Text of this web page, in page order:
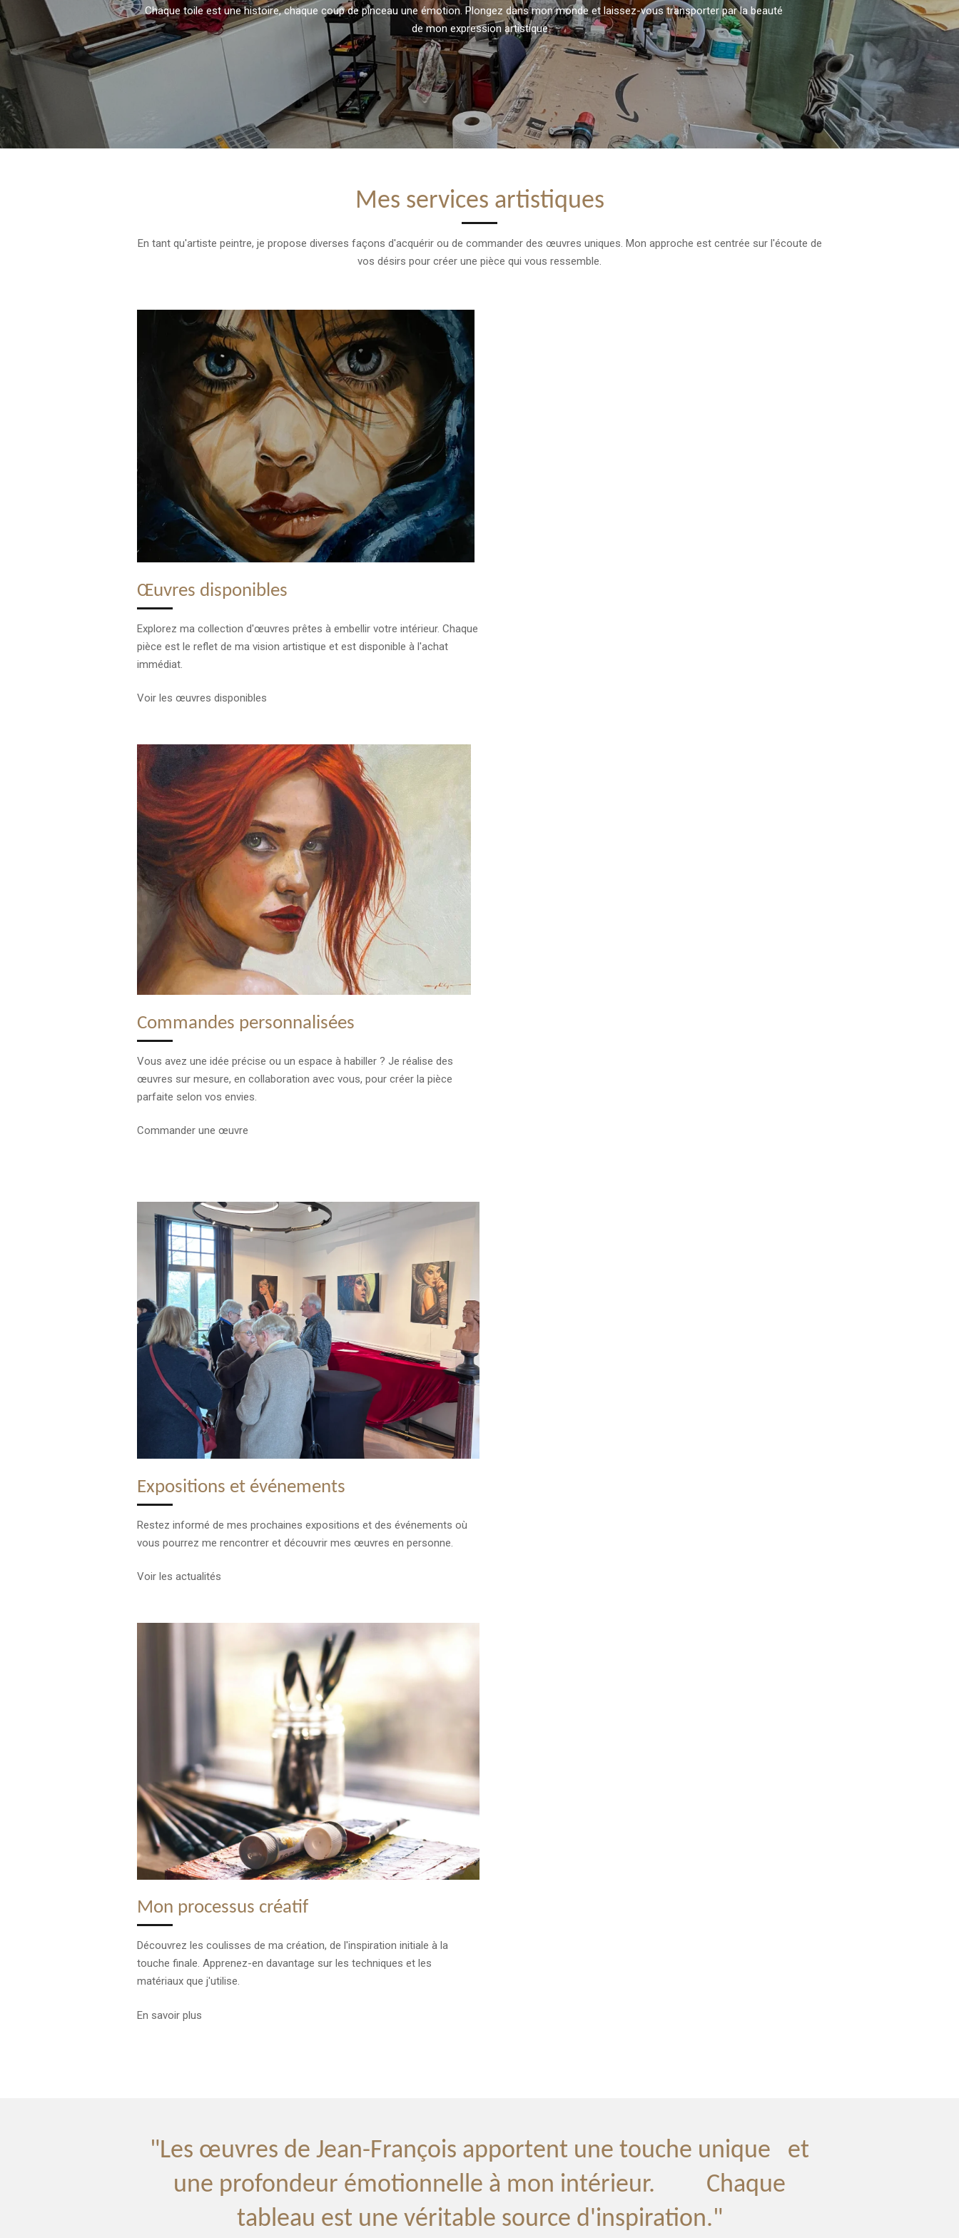
Chaque toile est une histoire, chaque coup de pinceau une émotion. Plongez dans mon monde et laissez-vous transporter par la beauté
de mon expression artistique.
Mes services artistiques
En tant qu'artiste peintre, je propose diverses façons d'acquérir ou de commander des œuvres uniques. Mon approche est centrée sur l'écoute de
vos désirs pour créer une pièce qui vous ressemble.
Œuvres disponibles
Explorez ma collection d'œuvres prêtes à embellir votre intérieur. Chaque
pièce est le reflet de ma vision artistique et est disponible à l'achat
immédiat.
Voir les œuvres disponibles
Commandes personnalisées
Vous avez une idée précise ou un espace à habiller ? Je réalise des
œuvres sur mesure, en collaboration avec vous, pour créer la pièce
parfaite selon vos envies.
Commander une œuvre
Expositions et événements
Restez informé de mes prochaines expositions et des événements où
vous pourrez me rencontrer et découvrir mes œuvres en personne.
Voir les actualités
Mon processus créatif
Découvrez les coulisses de ma création, de l'inspiration initiale à la
touche finale. Apprenez-en davantage sur les techniques et les
matériaux que j'utilise.
En savoir plus
"Les œuvres de Jean-François apportent une touche unique et
une profondeur émotionnelle à mon intérieur. Chaque
tableau est une véritable source d'inspiration."